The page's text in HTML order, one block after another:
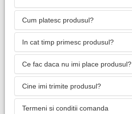
Cum platesc produsul?
In cat timp primesc produsul?
Ce fac daca nu imi place produsul?
Cine imi trimite produsul?
Termeni si conditii comanda